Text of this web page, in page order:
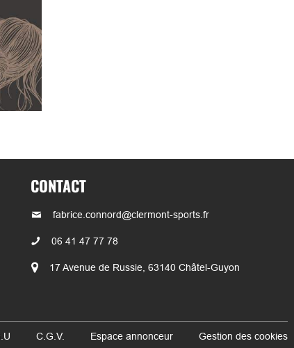
CONTACT
fabrice.connord@clermont-sports.fr
06 41 47 77 78
17 Avenue de Russie, 63140 Châtel-Guyon
C.G.V. Espace annonceur Gestion des cookies